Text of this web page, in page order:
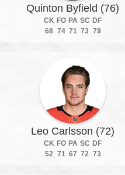
Quinton Byfield (76)
CK FO PA SC DF
68 74 71 73 79
Leo Carlsson (72)
CK FO PA SC DF
52 71 67 72 73